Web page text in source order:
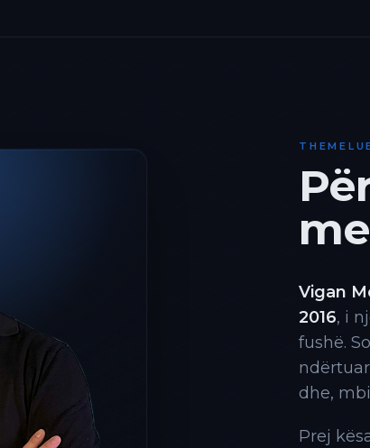
Vigan
2016, i
fushë.
dhe,
Prej